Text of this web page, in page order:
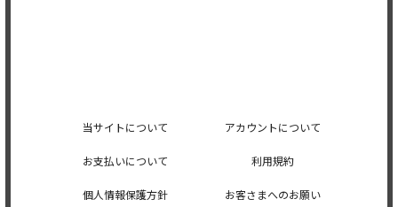
当サイトについて アカウントについて
お支払いについて 利用規約
個人情報保護方針 お客さまへのお願い